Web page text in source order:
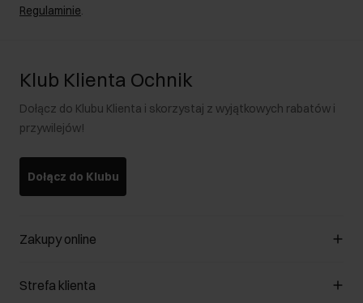
Regulaminie.
Klub Klienta Ochnik
Dołącz do Klubu Klienta i skorzystaj z wyjątkowych rabatów i
przywilejów!
Dołącz do Klubu
Zakupy online
Zarządzaj cookies
Strefa klienta